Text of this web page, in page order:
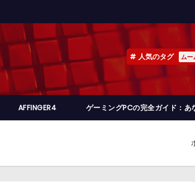
人気のタグ ムー
AFFINGER4 ゲーミングPCの完全ガイド：あ